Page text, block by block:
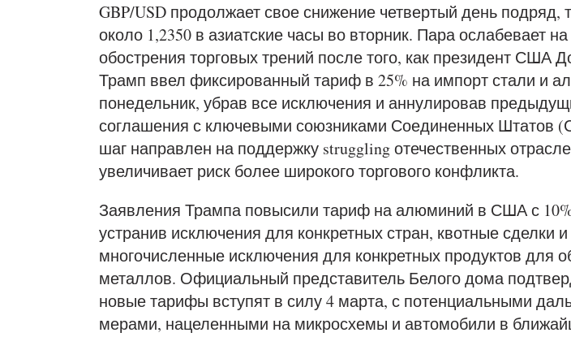
GBP/USD продолжает свое снижение четвертый день подряд,
около 1,2350 в азиатские часы во вторник. Пара ослабевает
обострения торговых трений после того, как президент США
Трамп ввел фиксированный тариф в 25% на импорт стали и
понедельник, убрав все исключения и аннулировав
соглашения с ключевыми союзниками Соединенных Штатов
шаг направлен на поддержку struggling отечественных
увеличивает риск более широкого торгового конфликта.
Заявления Трампа повысили тариф на алюминий в США с
устранив исключения для конкретных стран, квотные сделки и
многочисленные исключения для конкретных продуктов для
металлов. Официальный представитель Белого дома
новые тарифы вступят в силу 4 марта, с потенциальными
мерами, нацеленными на микросхемы и автомобили в